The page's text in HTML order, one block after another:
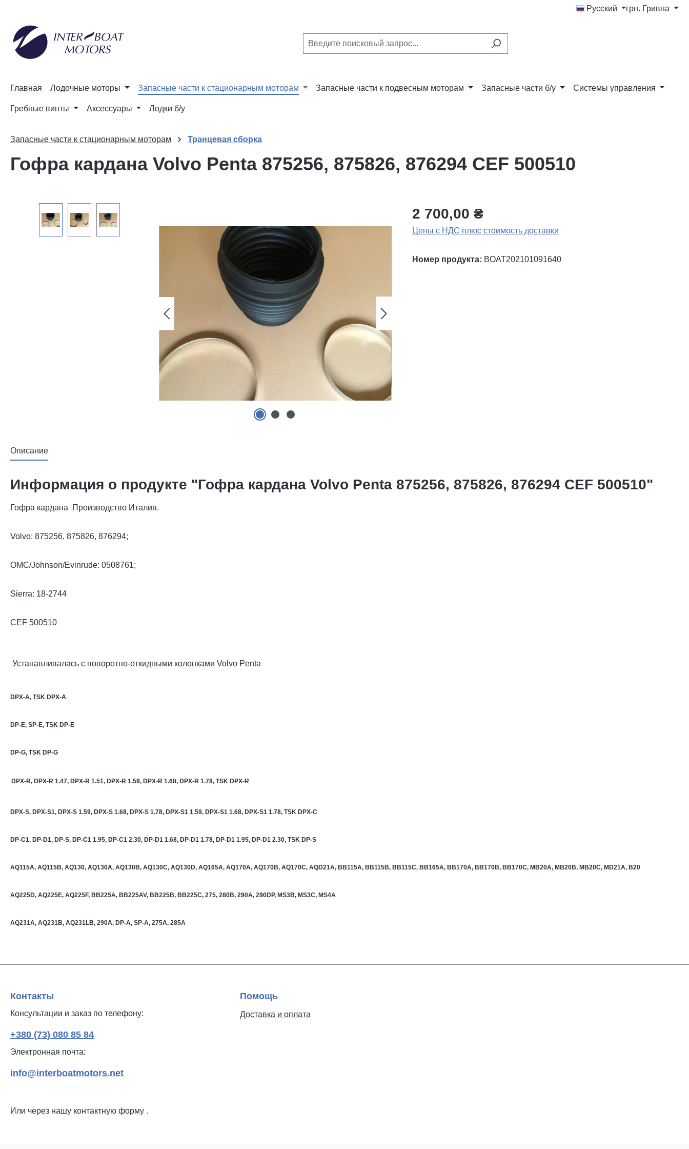
Русский грн. Гривна
Главная Лодочные моторы Запасные части к стационарным моторам Запасные части к подвесным моторам Запасные части б/у Системы управления
Гребные винты Аксессуары Лодки б/у
Запасные части к стационарным моторам Транцевая сборка
Гофра кардана Volvo Penta 875256, 875826, 876294 CEF 500510
2 700,00 ₴
Цены с НДС плюс стоимость доставки
Номер продукта: BOAT202101091640
Описание
Информация о продукте "Гофра кардана Volvo Penta 875256, 875826, 876294 CEF 500510"
Гофра кардана Производство Италия.
Volvo: 875256, 875826, 876294;
OMC/Johnson/Evinrude: 0508761;
Sierra: 18-2744
CEF 500510
Устанавливалась с поворотно-откидными колонками Volvo Penta
DPX-A, TSK DPX-A
DP-E, SP-E, TSK DP-E
DP-G, TSK DP-G
DPX-R, DPX-R 1.47, DPX-R 1.51, DPX-R 1.59, DPX-R 1.68, DPX-R 1.78, TSK DPX-R
DPX-S, DPX-S1, DPX-S 1.59, DPX-S 1.68, DPX-S 1.78, DPX-S1 1.59, DPX-S1 1.68, DPX-S1 1.78, TSK DPX-C
DP-C1, DP-D1, DP-S, DP-C1 1.95, DP-C1 2.30, DP-D1 1.68, DP-D1 1.78, DP-D1 1.95, DP-D1 2.30, TSK DP-S
AQ115A, AQ115B, AQ130, AQ130A, AQ130B, AQ130C, AQ130D, AQ165A, AQ170A, AQ170B, AQ170C, AQD21A, BB115A, BB115B, BB115C, BB165A, BB170A, BB170B, BB170C, MB20A, MB20B, MB20C, MD21A, B20
AQ225D, AQ225E, AQ225F, BB225A, BB225AV, BB225B, BB225C, 275, 280B, 290A, 290DP, MS3B, MS3C, MS4A
AQ231A, AQ231B, AQ231LB, 290A, DP-A, SP-A, 275A, 285A
Контакты
Консультации и заказ по телефону:
+380 (73) 080 85 84
Электронная почта:
info@interboatmotors.net
Или через нашу контактную форму .
Помощь
Доставка и оплата